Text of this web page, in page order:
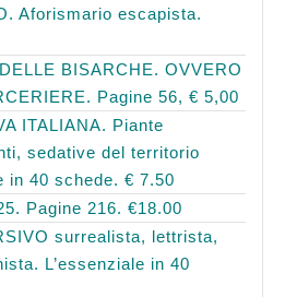
Aforismario escapista.
BISARCHE. OVVERO
Pagine 56, € 5,00
ITALIANA. Piante
sedative del territorio
in 40 schede. € 7.50
Pagine 216. €18.00
surrealista, lettrista,
L’essenziale in 40